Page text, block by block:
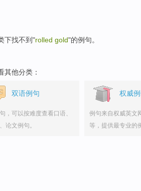
下找不到"rolled gold"的例句。
其他分类：
双语例句
，可以按难度查看口语、
论文例句。
权威
例句来自权威英文
等，提供最专业的